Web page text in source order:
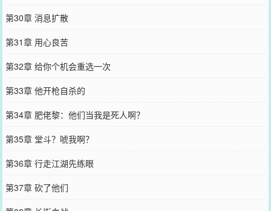
第30章 消息扩散
第31章 用心良苦
第32章 给你个机会重选一次
第33章 他开枪自杀的
第34章 肥佬黎：他们当我是死人啊？
第35章 堂斗？唬我啊？
第36章 行走江湖先练眼
第37章 砍了他们